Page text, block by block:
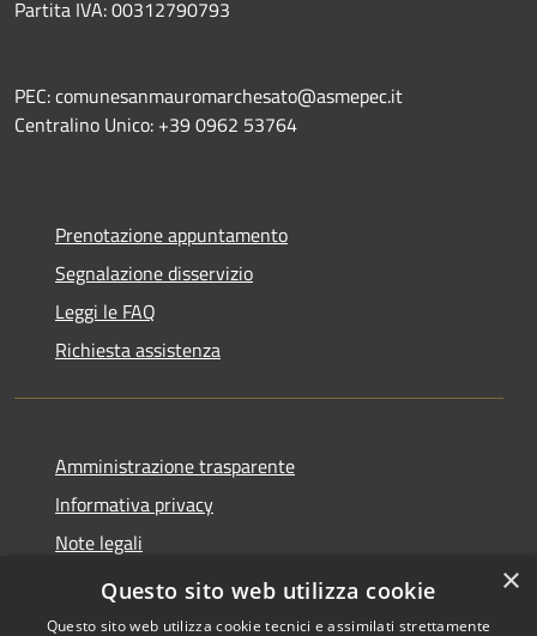
Partita IVA: 00312790793
PEC: comunesanmauromarchesato@asmepec.it
Centralino Unico: +39 0962 53764
Prenotazione appuntamento
Segnalazione disservizio
Leggi le FAQ
Richiesta assistenza
Amministrazione trasparente
Informativa privacy
Note legali
Dichiarazione di accessibilità
×
Questo sito web utilizza cookie
Questo sito web utilizza cookie tecnici e assimilati strettamente